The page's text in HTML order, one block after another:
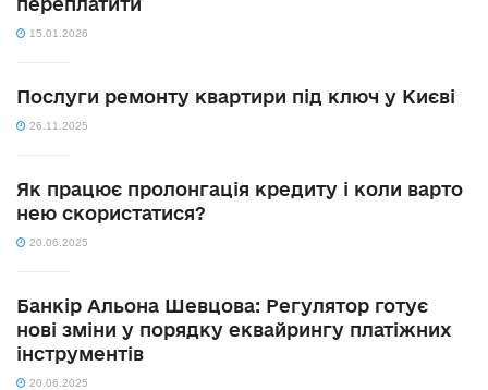
15.01.2026
Послуги ремонту квартири під ключ у Києві
26.11.2025
Як працює пролонгація кредиту і коли варто
нею скористатися?
20.06.2025
Банкір Альона Шевцова: Регулятор готує
нові зміни у порядку еквайрингу платіжних
інструментів
20.06.2025